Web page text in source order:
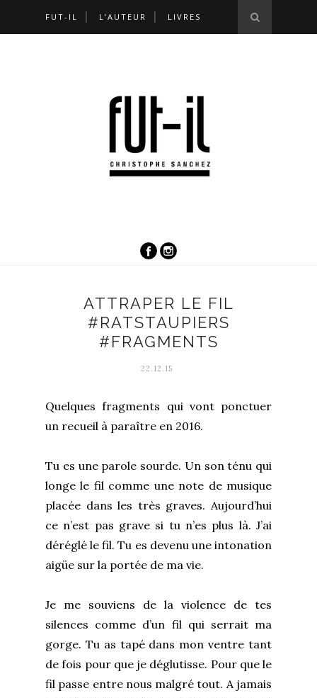
FUT-IL L’AUTEUR LIVRES
ATTRAPER LE FIL
#RATSTAUPIERS
#FRAGMENTS
22.12.15
Quelques fragments qui vont ponctuer
un recueil à paraître en 2016.
Tu es une parole sourde. Un son ténu qui
longe le fil comme une note de musique
placée dans les très graves. Aujourd’hui
ce n’est pas grave si tu n’es plus là. J’ai
déréglé le fil. Tu es devenu une intonation
aigüe sur la portée de ma vie.
Je me souviens de la violence de tes
silences comme d’un fil qui serrait ma
gorge. Tu as tapé dans mon ventre tant
de fois pour que je déglutisse. Pour que le
fil passe entre nous malgré tout. A jamais